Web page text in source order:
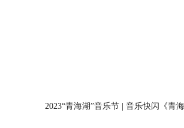
2023“青海湖”音乐节 | 音乐快闪《青海